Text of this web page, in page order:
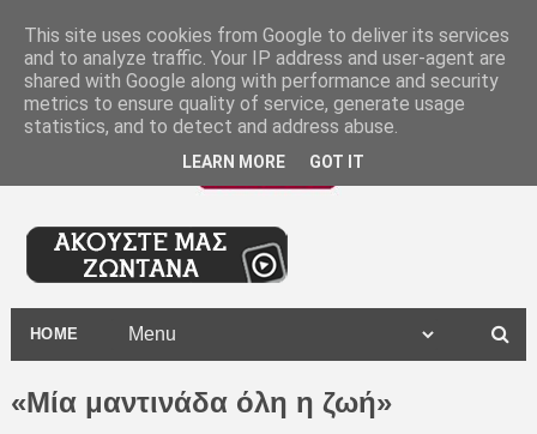
HOME
«Μία μαντινάδα όλη η ζωή»
This site uses cookies from Google to deliver its services
and to analyze traffic. Your IP address and user-agent are
shared with Google along with performance and security
metrics to ensure quality of service, generate usage
statistics, and to detect and address abuse.
LEARN MORE GOT IT